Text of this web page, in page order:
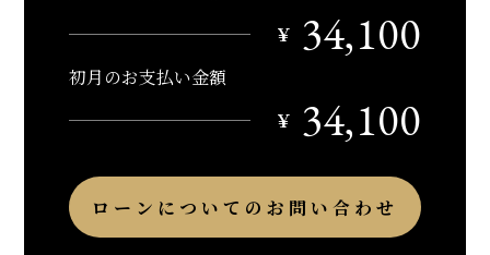
￥ 34,100
初月のお支払い金額
￥ 34,100
ローンについてのお問い合わせ